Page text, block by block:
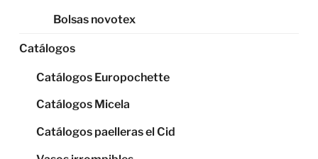
Bolsas novotex
Catálogos
Catálogos Europochette
Catálogos Micela
Catálogos paelleras el Cid